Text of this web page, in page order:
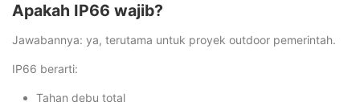
Apakah IP66 wajib?
Jawabannya: ya, terutama untuk proyek outdoor pemerintah.
IP66 berarti:
Tahan debu total